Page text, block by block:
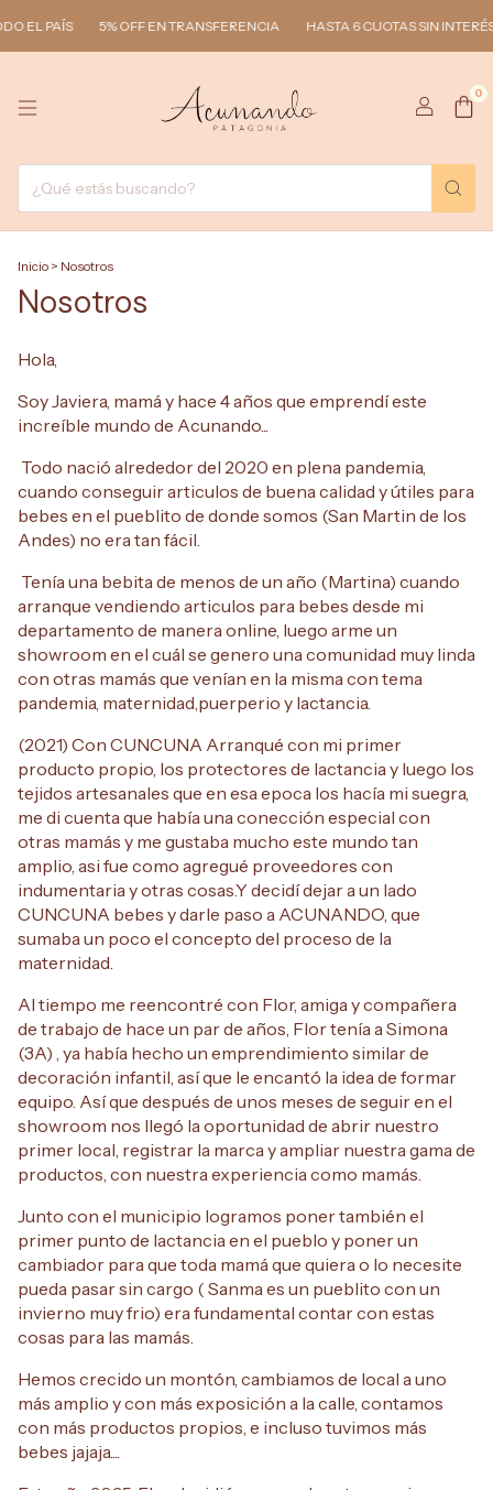
EL PAÍS 5% OFF EN TRANSFERENCIA HASTA 6 CUOTAS SIN INTERÉS
0
Inicio > Nosotros
Nosotros
Hola,
Soy Javiera, mamá y hace 4 años que emprendí este
increíble mundo de Acunando...
Todo nació alrededor del 2020 en plena pandemia,
cuando conseguir articulos de buena calidad y útiles para
bebes en el pueblito de donde somos (San Martin de los
Andes) no era tan fácil.
Tenía una bebita de menos de un año (Martina) cuando
arranque vendiendo articulos para bebes desde mi
departamento de manera online, luego arme un
showroom en el cuál se genero una comunidad muy linda
con otras mamás que venían en la misma con tema
pandemia, maternidad,puerperio y lactancia.
(2021) Con CUNCUNA Arranqué con mi primer
producto propio, los protectores de lactancia y luego los
tejidos artesanales que en esa epoca los hacía mi suegra,
me di cuenta que había una conección especial con
otras mamás y me gustaba mucho este mundo tan
amplio, asi fue como agregué proveedores con
indumentaria y otras cosas.Y decidí dejar a un lado
CUNCUNA bebes y darle paso a ACUNANDO, que
sumaba un poco el concepto del proceso de la
maternidad.
Al tiempo me reencontré con Flor, amiga y compañera
de trabajo de hace un par de años, Flor tenía a Simona
(3A) , ya había hecho un emprendimiento similar de
decoración infantil, así que le encantó la idea de formar
equipo. Así que después de unos meses de seguir en el
showroom nos llegó la oportunidad de abrir nuestro
primer local, registrar la marca y ampliar nuestra gama de
productos, con nuestra experiencia como mamás.
Junto con el municipio logramos poner también el
primer punto de lactancia en el pueblo y poner un
cambiador para que toda mamá que quiera o lo necesite
pueda pasar sin cargo ( Sanma es un pueblito con un
invierno muy frio) era fundamental contar con estas
cosas para las mamás.
Hemos crecido un montón, cambiamos de local a uno
más amplio y con más exposición a la calle, contamos
con más productos propios, e incluso tuvimos más
bebes jajaja....